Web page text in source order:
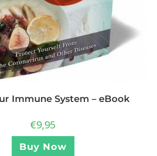
Immune System – eBook
€9,95
Buy Now